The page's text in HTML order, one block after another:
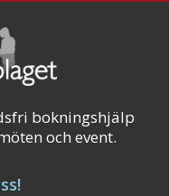
bokningshjälp
och event.